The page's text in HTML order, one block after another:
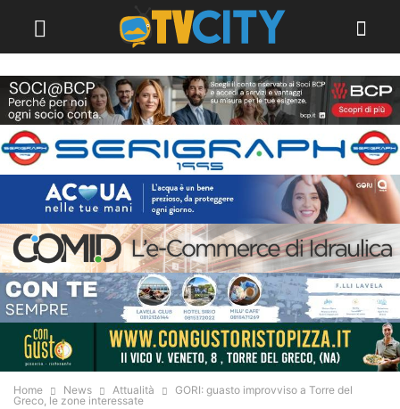
Home News Attualità
GORI: guasto improvviso a Torre del
Greco, le zone interessate